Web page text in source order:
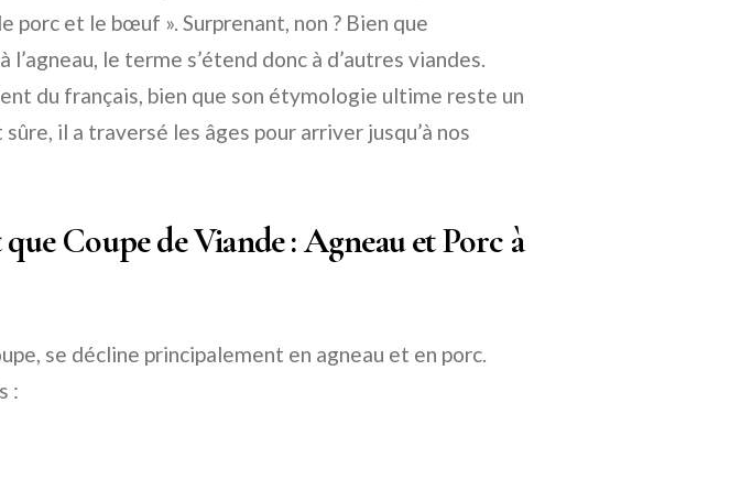
porc et le bœuf ». Surprenant, non ? Bien que
le terme s’étend donc à d’autres viandes.
du français, bien que son étymologie ultime reste un
il a traversé les âges pour arriver jusqu’à nos
Coupe de Viande : Agneau et Porc à
se décline principalement en agneau et en porc.
: